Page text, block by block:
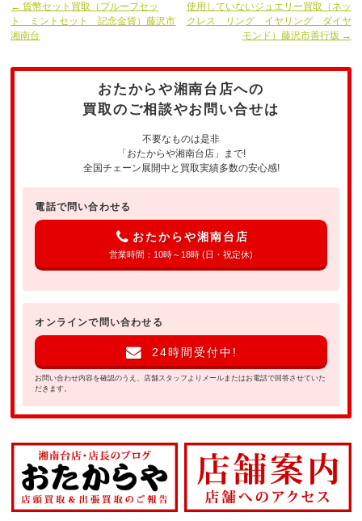
← 貨幣セット買取（プルーフセッ
ト ミントセット 記念金貨）藤沢市
湘南台
使用していないジュエリー買取（ネッ
クレス リング イヤリング ダイヤ
モンド）藤沢市善行坂 →
おたからや湘南台店への
買取のご相談やお問い合せは
不要なものは是非
「おたからや湘南台店」まで!
全国チェーン展開中と買取実績多数の安心感!
電話で問い合わせる
おたからや湘南台店
営業時間：10時～18時 (日・祝定休)
オンラインで問い合わせる
24時間受付中!
お問い合わせ内容を確認のうえ、店舗スタッフよりメールまたはお電話で回答させていた
だきます。